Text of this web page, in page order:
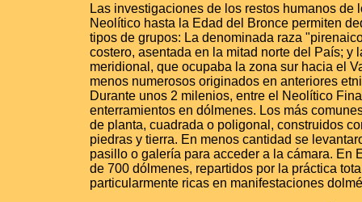
Las investigaciones de los restos humanos
Neolítico hasta la Edad del Bronce permiten
tipos de grupos: La denominada raza
costero, asentada en la mitad norte del País; y
meridional, que ocupaba la zona sur hacia el
menos numerosos originados en anteriores
Durante unos 2 milenios, entre el Neolítico
enterramientos en dólmenes. Los más
de planta, cuadrada o poligonal, construidos
piedras y tierra. En menos cantidad se
pasillo o galería para acceder a la cámara. En
de 700 dólmenes, repartidos por la práctica
particularmente ricas en manifestaciones